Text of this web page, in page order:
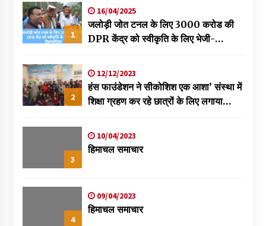
1
16/04/2025
जलोड़ी जोत टनल के लिए 3000 करोड की
DPR केंद्र को स्वीकृति के लिए भेजी-
2
12/12/2023
हंस फाउंडेशन ने सीकोशिश एक आशा’ संस्था में
शिक्षा ग्रहण कर रहे छात्रों के लिए लगाया
3
10/04/2023
हिमाचल समाचार
4
09/04/2023
हिमाचल समाचार